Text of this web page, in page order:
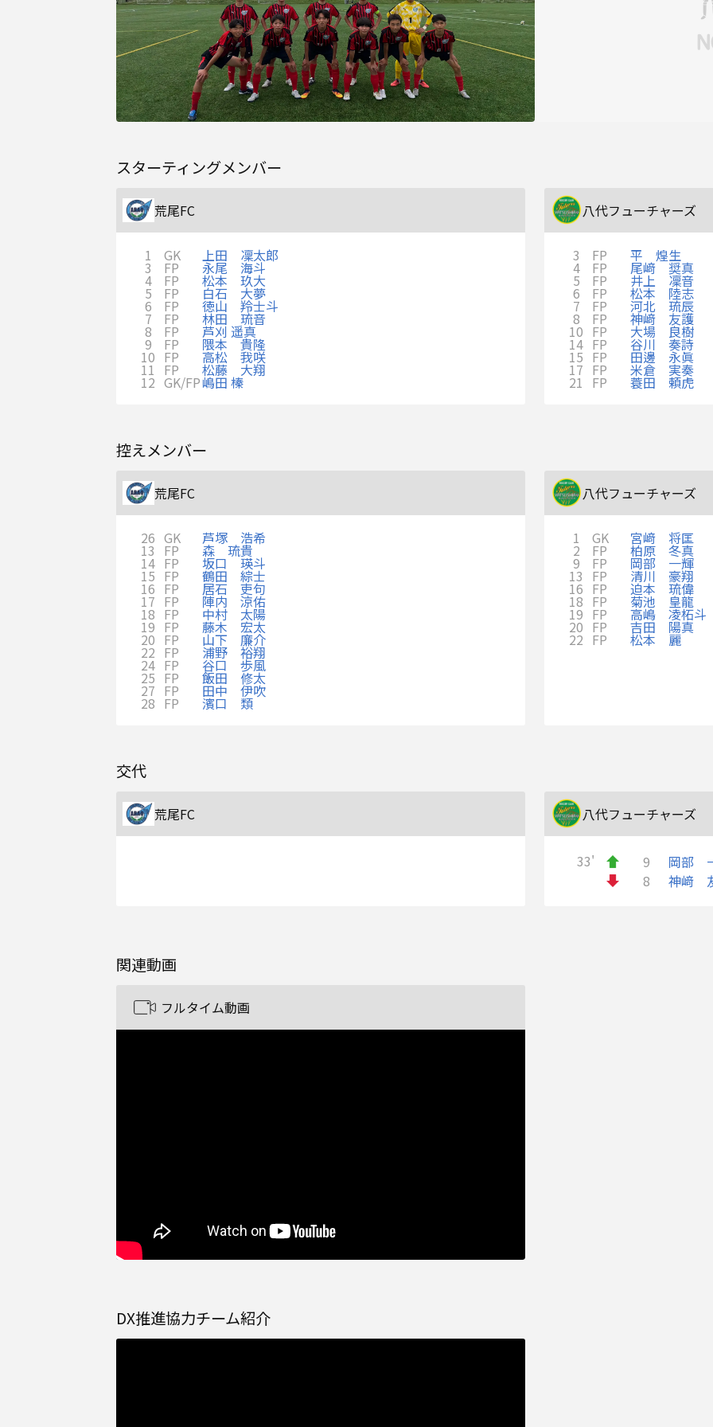
スターティングメンバー
荒尾FC
1 GK 上田 凜太郎
3 FP 永尾 海斗
4 FP 松本 玖大
5 FP 白石 大夢
6 FP 徳山 羚士斗
7 FP 林田 琉音
8 FP 芦刈 遥真
9 FP 隈本 貴隆
10 FP 高松 我咲
11 FP 松藤 大翔
12 GK/FP嶋田 榛
八代フューチャーズ
3 FP 平 煌生
4 FP 尾﨑 奨真
5 FP 井上 凜音
6 FP 松本 陸志
7 FP 河北 琉辰
8 FP 神﨑 友護
10 FP 大場 良樹
14 FP 谷川 奏詩
15 FP 田邊 永眞
17 FP 米倉 実奏
21 FP 蓑田 頼虎
控えメンバー
荒尾FC
26 GK 芦塚 浩希
13 FP 森 琉貴
14 FP 坂口 瑛斗
15 FP 鶴田 綜士
16 FP 居石 吏句
17 FP 陣内 涼佑
18 FP 中村 太陽
19 FP 藤木 宏太
20 FP 山下 廉介
22 FP 浦野 裕翔
24 FP 谷口 歩風
25 FP 飯田 修太
27 FP 田中 伊吹
28 FP 濱口 類
八代フューチャーズ
1 GK 宮﨑 将匡
2 FP 柏原 冬真
9 FP 岡部 一輝
13 FP 清川 豪翔
16 FP 迫本 琉偉
18 FP 菊池 皇龍
19 FP 高嶋 凌柘斗
20 FP 吉田 陽真
22 FP 松本 麗
交代
荒尾FC 八代フューチャーズ
33' 9
岡部
8
神﨑
関連動画
フルタイム動画
DX推進協力チーム紹介